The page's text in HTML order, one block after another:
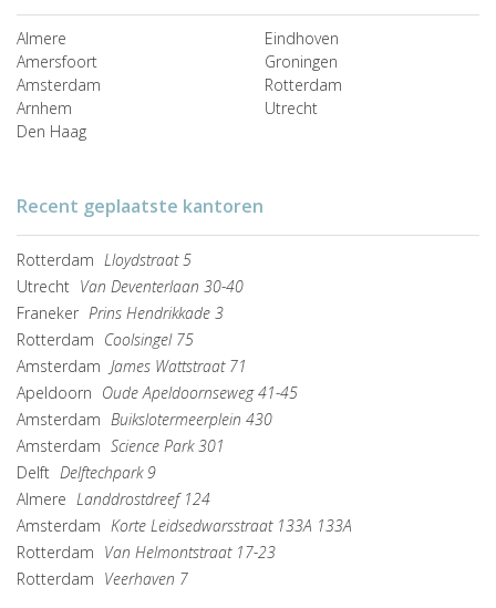
Almere
Amersfoort
Amsterdam
Arnhem
Den Haag
Eindhoven
Groningen
Rotterdam
Utrecht
Recent geplaatste kantoren
Rotterdam Lloydstraat 5
Utrecht Van Deventerlaan 30-40
Franeker Prins Hendrikkade 3
Rotterdam Coolsingel 75
Amsterdam James Wattstraat 71
Apeldoorn Oude Apeldoornseweg 41-45
Amsterdam Buikslotermeerplein 430
Amsterdam Science Park 301
Delft Delftechpark 9
Almere Landdrostdreef 124
Amsterdam Korte Leidsedwarsstraat 133A 133A
Rotterdam Van Helmontstraat 17-23
Rotterdam Veerhaven 7